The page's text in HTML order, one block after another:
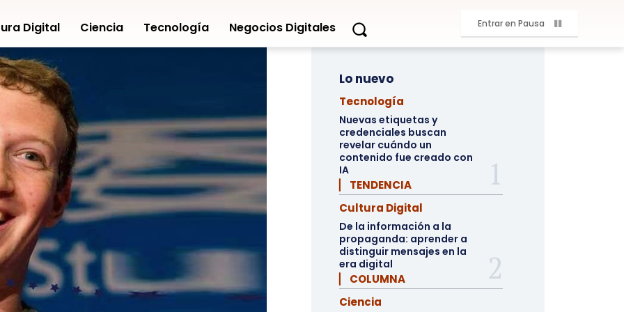
Digital Ciencia Tecnología Negocios Digitales Entrar en Pausa
Lo nuevo
Tecnología
Nuevas etiquetas y
credenciales buscan
revelar cuándo un
contenido fue creado con
IA
▏ TENDENCIA
Cultura Digital
De la información a la
propaganda: aprender a
distinguir mensajes en la
era digital
▏ COLUMNA
Ciencia